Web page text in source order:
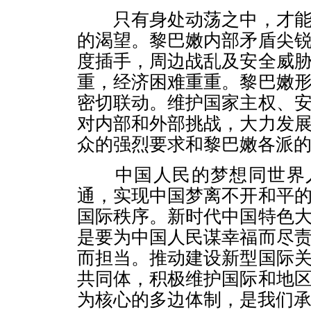
只有身处动荡之中，才能
的渴望。黎巴嫩内部矛盾尖
度插手，周边战乱及安全威
重，经济困难重重。黎巴嫩
密切联动。维护国家主权、
对内部和外部挑战，大力发
众的强烈要求和黎巴嫩各派
中国人民的梦想同世界
通，实现中国梦离不开和平
国际秩序。新时代中国特色
是要为中国人民谋幸福而尽
而担当。推动建设新型国际
共同体，积极维护国际和地
为核心的多边体制，是我们